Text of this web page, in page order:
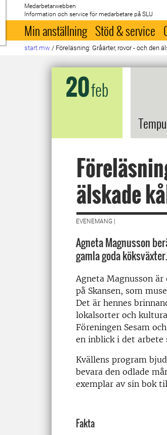
Till startsida
Medarbetarwebben
Information och service för medarbetare på SLU
Min anställning Stöd & service
start mw / Föreläsning: Gråärter, rovor - och den
20feb
älskade
EVENEMANG |
Agneta Magnusson
gamla goda köksväxter.
Agneta Magnusson
på Skansen, som
Det är hennes
lokalsorter och
Föreningen Sesam
en inblick i det arbete
Kvällens program
bevara den odlade
exemplar av sin bok
Fakta